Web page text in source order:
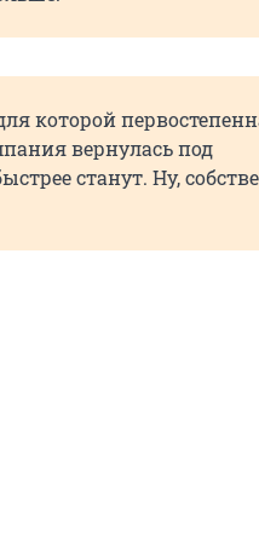
которой
вернулась под
станут. Ну,